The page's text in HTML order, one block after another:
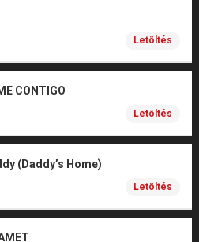
Letöltés
CONTIGO
Letöltés
(Daddy’s Home)
Letöltés